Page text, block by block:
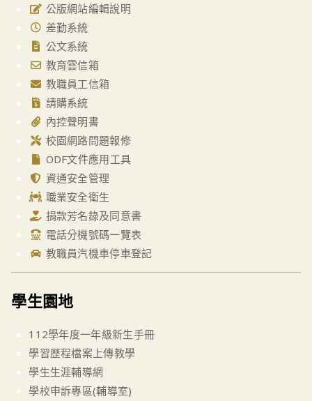
公版網站編輯說明
差勤系統
公文系統
教育雲信箱
教職員工信箱
請購系統
內控聲明書
校園網路問題報修
ODF文件應用工具
資通安全管理
職業安全衛生
捐款芳名錄及同意書
電話分機號碼一覽表
教職員汽機車停車登記
學生園地
112學年度一年級新生手冊
學習歷程檔案上傳教學
學生生涯輔導網
學校申訴專區(輔導室)